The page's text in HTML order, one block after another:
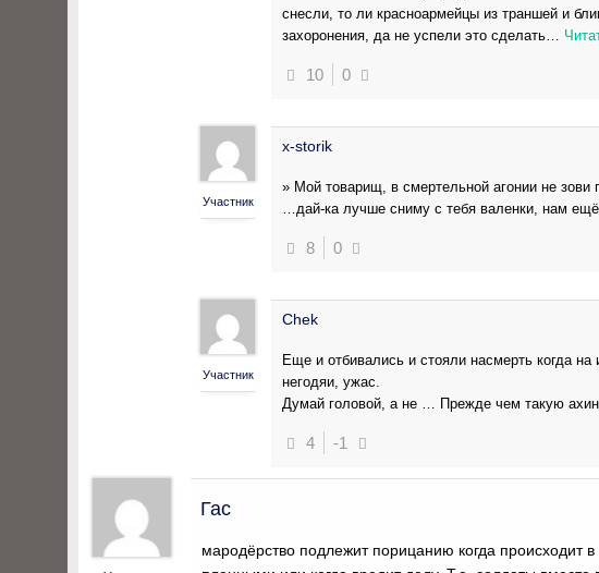
снесли, то ли красноармейцы из траншей и
захоронения, да не успели это сделать…
10 0
Участник
x-storik
» Мой товарищ, в смертельной агонии не зови
…дай-ка лучше сниму с тебя валенки, нам ещё
8 0
Участник
Chek
Еще и отбивались и стояли насмерть когда
негодяи, ужас.
Думай головой, а не … Прежде чем такую
4 -1
Гас
мародёрство подлежит порицанию когда